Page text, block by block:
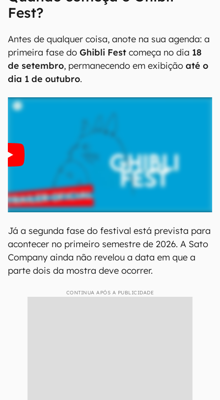
Fest?
Antes de qualquer coisa, anote na sua agenda: a
primeira fase do Ghibli Fest começa no dia 18
de setembro, permanecendo em exibição até o
dia 1 de outubro.
Já a segunda fase do festival está prevista para
acontecer no primeiro semestre de 2026. A Sato
Company ainda não revelou a data em que a
parte dois da mostra deve ocorrer.
CONTINUA APÓS A PUBLICIDADE